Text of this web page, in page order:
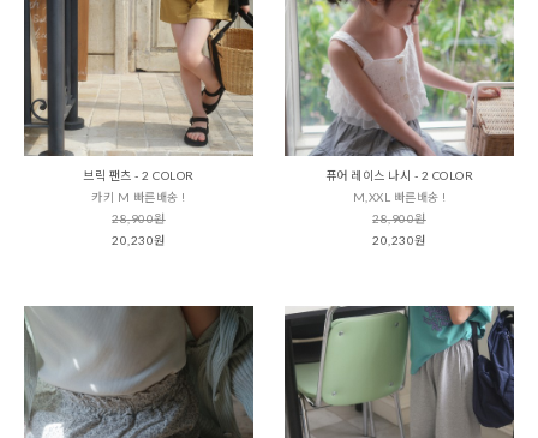
브릭 팬츠 - 2 COLOR
카키 M 빠른배송 !
28,900원
20,230원
퓨어 레이스 나시 - 2 COLOR
M,XXL 빠른배송 !
28,900원
20,230원